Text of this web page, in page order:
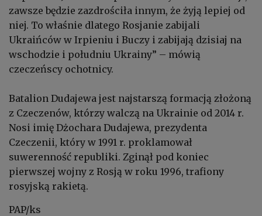
zawsze będzie zazdrościła innym, że żyją lepiej od
niej. To właśnie dlatego Rosjanie zabijali
Ukraińców w Irpieniu i Buczy i zabijają dzisiaj na
wschodzie i południu Ukrainy” – mówią
czeczeńscy ochotnicy.
Batalion Dudajewa jest najstarszą formacją złożoną
z Czeczenów, którzy walczą na Ukrainie od 2014 r.
Nosi imię Dżochara Dudajewa, prezydenta
Czeczenii, który w 1991 r. proklamował
suwerenność republiki. Zginął pod koniec
pierwszej wojny z Rosją w roku 1996, trafiony
rosyjską rakietą.
PAP/ks